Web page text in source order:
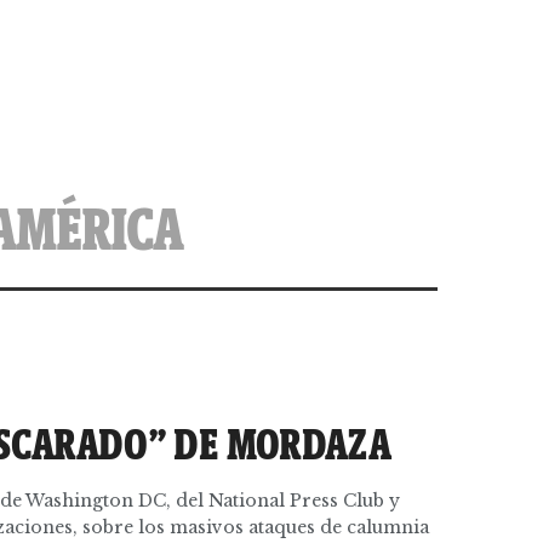
DE MORDAZA
Washington DC, del National Press Club y
sobre los masivos ataques de calumnia